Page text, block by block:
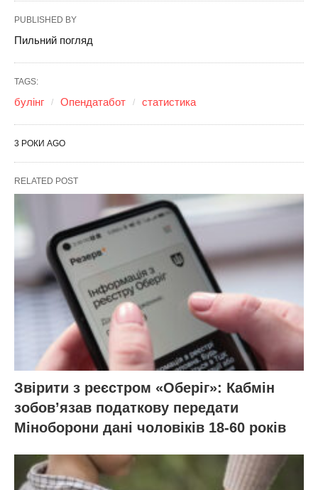
PUBLISHED BY
Пильний погляд
TAGS:
булінг Опендатабот статистика
3 РОКИ AGO
RELATED POST
Звірити з реєстром «Оберіг»: Кабмін
зобовʼязав податкову передати
Міноборони дані чоловіків 18-60 років